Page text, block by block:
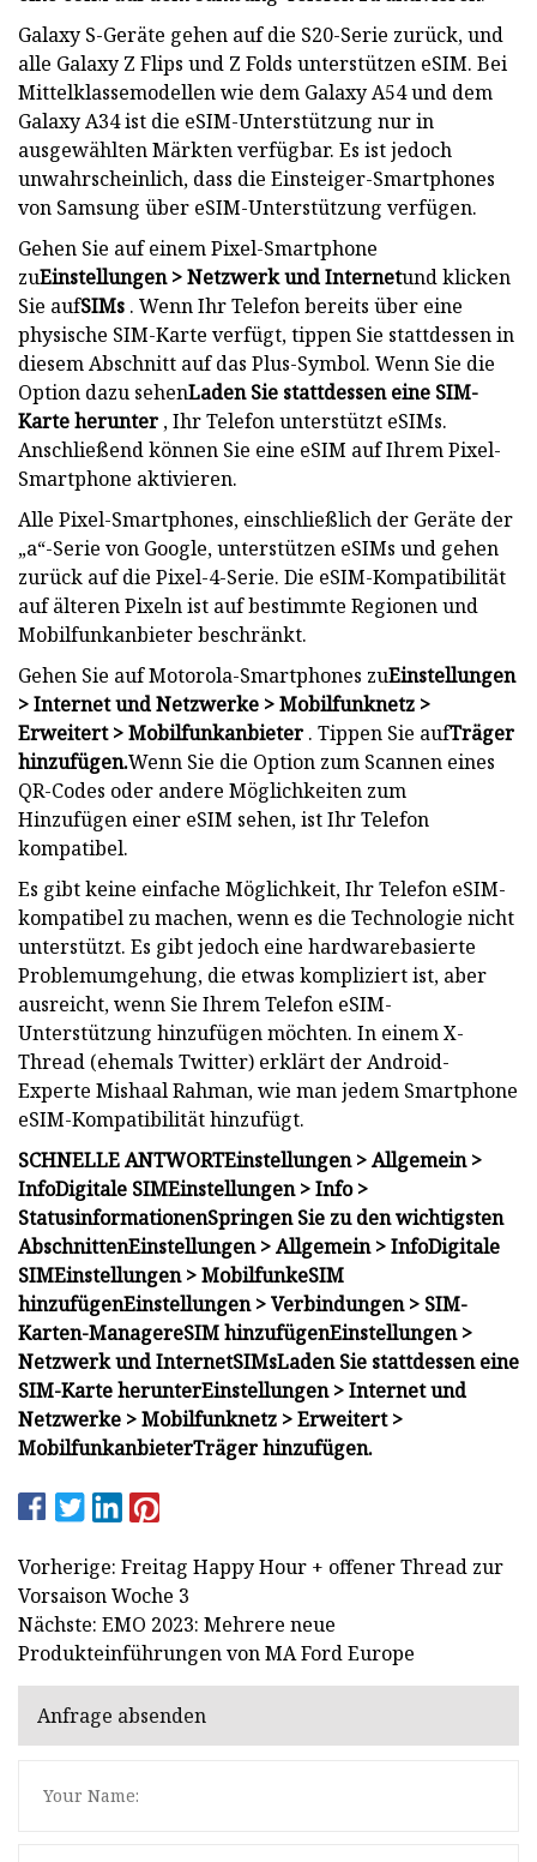
Galaxy S-Geräte gehen auf die S20-Serie zurück, und
alle Galaxy Z Flips und Z Folds unterstützen eSIM. Bei
Mittelklassemodellen wie dem Galaxy A54 und dem
Galaxy A34 ist die eSIM-Unterstützung nur in
ausgewählten Märkten verfügbar. Es ist jedoch
unwahrscheinlich, dass die Einsteiger-Smartphones
von Samsung über eSIM-Unterstützung verfügen.
Gehen Sie auf einem Pixel-Smartphone
zuEinstellungen > Netzwerk und Internetund klicken
Sie aufSIMs . Wenn Ihr Telefon bereits über eine
physische SIM-Karte verfügt, tippen Sie stattdessen in
diesem Abschnitt auf das Plus-Symbol. Wenn Sie die
Option dazu sehenLaden Sie stattdessen eine SIM-
Karte herunter , Ihr Telefon unterstützt eSIMs.
Anschließend können Sie eine eSIM auf Ihrem Pixel-
Smartphone aktivieren.
Alle Pixel-Smartphones, einschließlich der Geräte der
„a“-Serie von Google, unterstützen eSIMs und gehen
zurück auf die Pixel-4-Serie. Die eSIM-Kompatibilität
auf älteren Pixeln ist auf bestimmte Regionen und
Mobilfunkanbieter beschränkt.
Gehen Sie auf Motorola-Smartphones zuEinstellungen
> Internet und Netzwerke > Mobilfunknetz >
Erweitert > Mobilfunkanbieter . Tippen Sie aufTräger
hinzufügen.Wenn Sie die Option zum Scannen eines
QR-Codes oder andere Möglichkeiten zum
Hinzufügen einer eSIM sehen, ist Ihr Telefon
kompatibel.
Es gibt keine einfache Möglichkeit, Ihr Telefon eSIM-
kompatibel zu machen, wenn es die Technologie nicht
unterstützt. Es gibt jedoch eine hardwarebasierte
Problemumgehung, die etwas kompliziert ist, aber
ausreicht, wenn Sie Ihrem Telefon eSIM-
Unterstützung hinzufügen möchten. In einem X-
Thread (ehemals Twitter) erklärt der Android-
Experte Mishaal Rahman, wie man jedem Smartphone
eSIM-Kompatibilität hinzufügt.
SCHNELLE ANTWORTEinstellungen > Allgemein >
InfoDigitale SIMEinstellungen > Info >
StatusinformationenSpringen Sie zu den wichtigsten
AbschnittenEinstellungen > Allgemein > InfoDigitale
SIMEinstellungen > MobilfunkeSIM
hinzufügenEinstellungen > Verbindungen > SIM-
Karten-ManagereSIM hinzufügenEinstellungen >
Netzwerk und InternetSIMsLaden Sie stattdessen eine
SIM-Karte herunterEinstellungen > Internet und
Netzwerke > Mobilfunknetz > Erweitert >
MobilfunkanbieterTräger hinzufügen.
Vorherige: Freitag Happy Hour + offener Thread zur
Vorsaison Woche 3
Nächste: EMO 2023: Mehrere neue
Produkteinführungen von MA Ford Europe
Anfrage absenden